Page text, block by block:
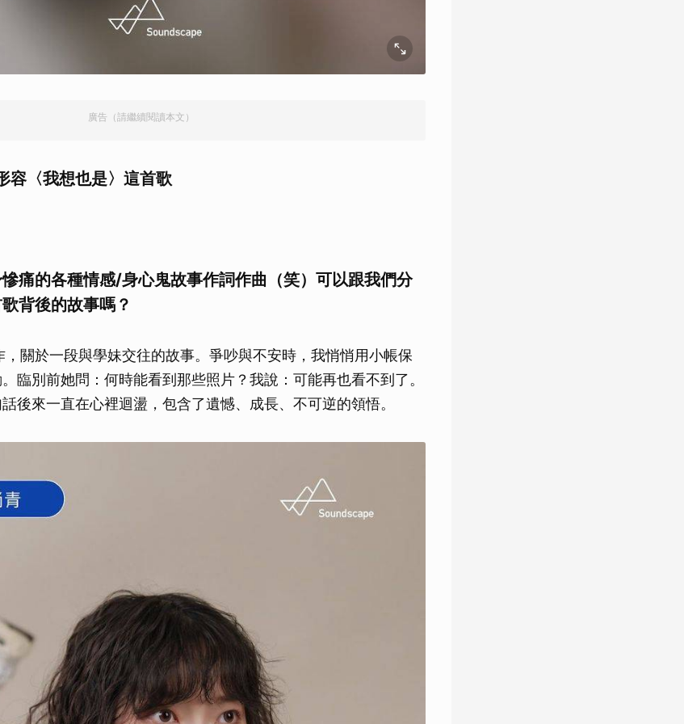
廣告（請繼續閱讀本文）
容〈我想也是〉這首歌
痛的各種情感/身心鬼故事作詞作曲（笑）可以跟我們分
背後的故事嗎？
關於一段與學妹交往的故事。爭吵與不安時，我悄悄用小帳保
臨別前她問：何時能看到那些照片？我說：可能再也看不到了。
後來一直在心裡迴盪，包含了遺憾、成長、不可逆的領悟。